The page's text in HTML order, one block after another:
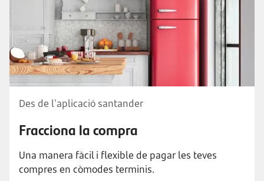
Des de l'aplicació santander
Fracciona la compra
Una manera fàcil i flexible de pagar les teves
compres en còmodes terminis.